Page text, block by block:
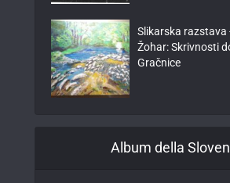
Slikarska razstava
Žohar: Skrivnosti
Gračnice
Album della